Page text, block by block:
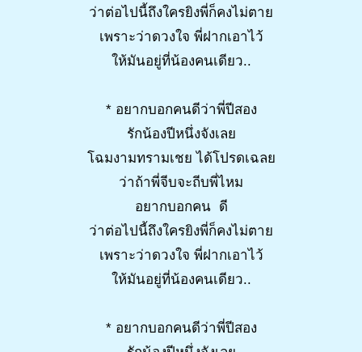
ว่าต่อไปนี้ถึงใครยิงพี่ก็คงไม่ตาย
เพราะว่าดวงใจ พี่ฝากเอาไว้
ให้มันอยู่ที่น้องคนเดียว..
* อยากบอกคนดีว่าพี่ปีสอง
รักน้องปีหนึ่งจังเลย
โฉมงามทรามเชย ได้โปรดเฉลย
ว่าถ้าพี่จีบจะถีบพี่ไหม
อยากบอกคน ดี
ว่าต่อไปนี้ถึงใครยิงพี่ก็คงไม่ตาย
เพราะว่าดวงใจ พี่ฝากเอาไว้
ให้มันอยู่ที่น้องคนเดียว..
* อยากบอกคนดีว่าพี่ปีสอง